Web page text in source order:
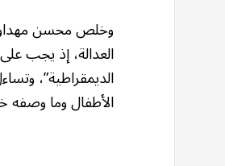
وخلص محسن
العدالة، إذ يجب
الديمقراطية”،
الأطفال وما وصفه